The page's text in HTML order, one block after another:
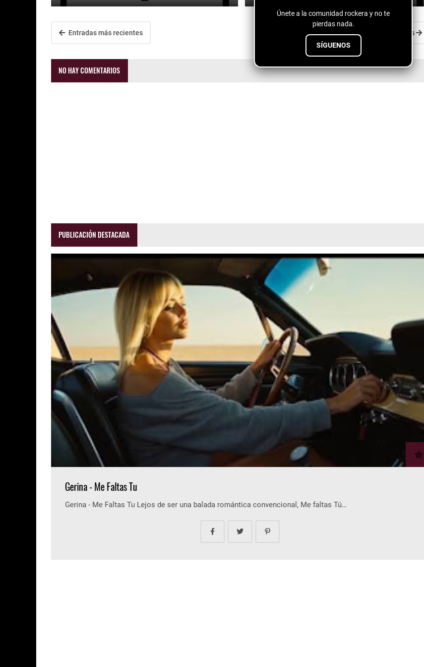
Únete a la comunidad rockera y no te
pierdas nada.
SÍGUENOS
Entradas más recientes Entradas antiguas
NO HAY COMENTARIOS
PUBLICACIÓN DESTACADA
Gerina - Me Faltas Tu
Gerina - Me Faltas Tu Lejos de ser una balada romántica convencional, Me faltas Tú…